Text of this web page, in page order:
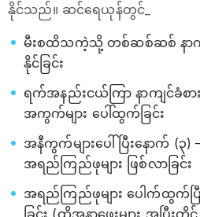
နိုင်သည်။ ဆင်ရေယုန်တွင်_
မီးစထိသကဲ့သို့ တစ်ဆစ်ဆစ် နာကျ
နိုင်ခြင်း
ရက်အနည်းငယ်ကြာ နာကျင်ခံစာ
အကွက်များ ပေါ်ထွက်ခြင်း
အနီကွက်များပေါ်ပြီးနောက် (
အရည်ကြည်ဖုများ ဖြစ်လာခြင်း
အရည်ကြည်ဖုများ ပေါက်ထွက်ပြီး
ခြင်း (ထိုအနာဖေးများ အပြီ